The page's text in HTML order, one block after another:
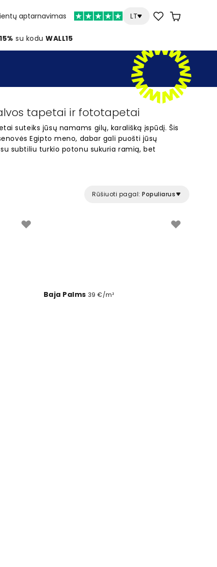
aptarnavimas LT
su koduWALL15
tapetai ir fototapetai
suteiks jūsų namams gilų, karališką įspūdį. Šis
Egipto meno, dabar gali puošti jūsų
subtiliu turkio potonu sukuria ramią, bet
šia spalva yra tinkamas sprendimas tiems,
Rūšiuoti pagal: Populiarus
Baja Palms 39 €/m²
Blue Mount Athabasca